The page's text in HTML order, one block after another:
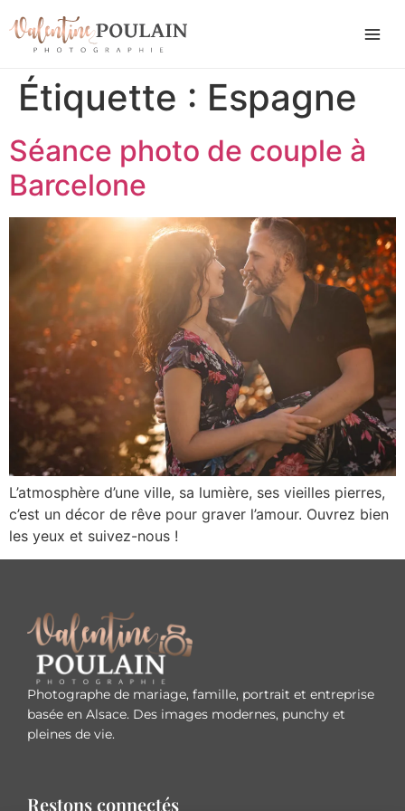
Étiquette : Espagne
Séance photo de couple à
Barcelone
L’atmosphère d’une ville, sa lumière, ses vieilles pierres,
c’est un décor de rêve pour graver l’amour. Ouvrez bien
les yeux et suivez-nous !
Photographe de mariage, famille, portrait et entreprise
basée en Alsace. Des images modernes, punchy et
pleines de vie.
Restons connectés